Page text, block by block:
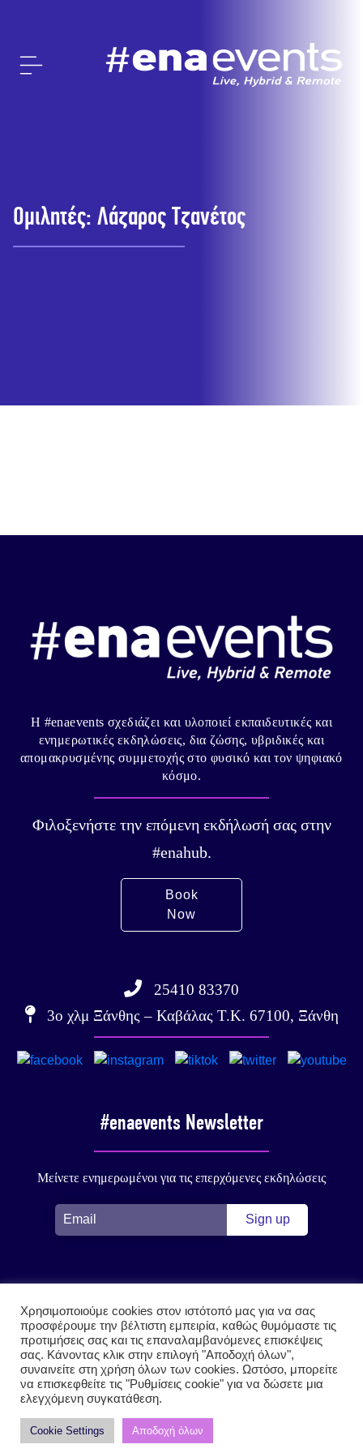
Ομιλητές: Λάζαρος Τζανέτος
25410 83370
3ο χλμ Ξάνθης – Καβάλας Τ.Κ. 67100, Ξάνθη
Η #enaevents σχεδιάζει και υλοποιεί εκπαιδευτικές και
ενημερωτικές εκδηλώσεις, δια ζώσης, υβριδικές και
απομακρυσμένης συμμετοχής στο φυσικό και τον ψηφιακό
κόσμο.
Φιλοξενήστε την επόμενη εκδήλωσή σας στην
#enahub.
Book
Now
#enaevents Newsletter
Μείνετε ενημερωμένοι για τις επερχόμενες εκδηλώσεις
Cookies Πολιτική απορρήτου Επικοινωνία
#enaevents by ena Σύμβουλοι Ανάπτυξης
Χρησιμοποιούμε cookies στον ιστότοπό μας για να σας
προσφέρουμε την βέλτιστη εμπειρία, καθώς θυμόμαστε τις
προτιμήσεις σας και τις επαναλαμβανόμενες επισκέψεις
σας. Κάνοντας κλικ στην επιλογή "Αποδοχή όλων",
συναινείτε στη χρήση όλων των cookies. Ωστόσο, μπορείτε
να επισκεφθείτε τις "Ρυθμίσεις cookie" για να δώσετε μια
ελεγχόμενη συγκατάθεση.
Cookie Settings Αποδοχή όλων